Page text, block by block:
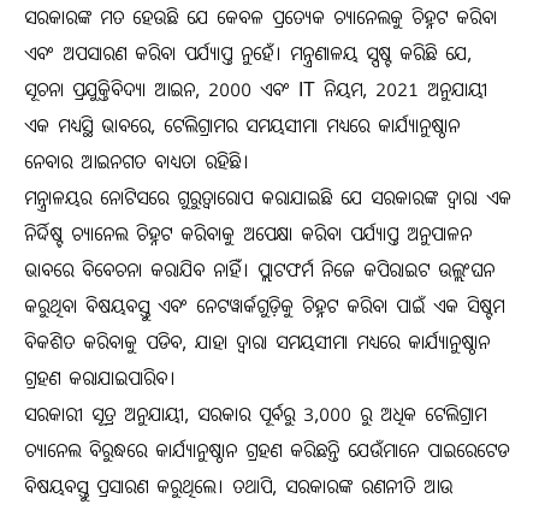
ସରକାରଙ୍କ ମତ ହେଉଛି ଯେ କେବଳ ପ୍ରତ୍ୟେକ ଚ୍ୟାନେଲକୁ ଚିହ୍ନଟ କରିବା
ଏବଂ ଅପସାରଣ କରିବା ପର୍ଯ୍ୟାପ୍ତ ନୁହେଁ। ମନ୍ତ୍ରଣାଳୟ ସ୍ପଷ୍ଟ କରିଛି ଯେ,
ସୂଚନା ପ୍ରଯୁକ୍ତିବିଦ୍ୟା ଆଇନ, 2000 ଏବଂ IT ନିୟମ, 2021 ଅନୁଯାୟୀ
ଏକ ମଧ୍ୟସ୍ଥି ଭାବରେ, ଟେଲିଗ୍ରାମର ସମୟସୀମା ମଧ୍ୟରେ କାର୍ଯ୍ୟାନୁଷ୍ଠାନ
ନେବାର ଆଇନଗତ ବାଧ୍ୟତା ରହିଛି।
ମନ୍ତ୍ରାଳୟର ନୋଟିସରେ ଗୁରୁତ୍ୱାରୋପ କରାଯାଇଛି ଯେ ସରକାରଙ୍କ ଦ୍ୱାରା ଏକ
ନିର୍ଦ୍ଦିଷ୍ଟ ଚ୍ୟାନେଲ ଚିହ୍ନଟ କରିବାକୁ ଅପେକ୍ଷା କରିବା ପର୍ଯ୍ୟାପ୍ତ ଅନୁପାଳନ
ଭାବରେ ବିବେଚନା କରାଯିବ ନାହିଁ। ପ୍ଲାଟଫର୍ମ ନିଜେ କପିରାଇଟ ଉଲ୍ଲଂଘନ
କରୁଥିବା ବିଷୟବସ୍ତୁ ଏବଂ ନେଟୱାର୍କଗୁଡ଼ିକୁ ଚିହ୍ନଟ କରିବା ପାଇଁ ଏକ ସିଷ୍ଟମ
ବିକଶିତ କରିବାକୁ ପଡିବ, ଯାହା ଦ୍ୱାରା ସମୟସୀମା ମଧ୍ୟରେ କାର୍ଯ୍ୟାନୁଷ୍ଠାନ
ଗ୍ରହଣ କରାଯାଇପାରିବ।
ସରକାରୀ ସୂତ୍ର ଅନୁଯାୟୀ, ସରକାର ପୂର୍ବରୁ 3,000 ରୁ ଅଧିକ ଟେଲିଗ୍ରାମ
ଚ୍ୟାନେଲ ବିରୁଦ୍ଧରେ କାର୍ଯ୍ୟାନୁଷ୍ଠାନ ଗ୍ରହଣ କରିଛନ୍ତି ଯେଉଁମାନେ ପାଇରେଟେଡ
ବିଷୟବସ୍ତୁ ପ୍ରସାରଣ କରୁଥିଲେ। ତଥାପି, ସରକାରଙ୍କ ରଣନୀତି ଆଉ